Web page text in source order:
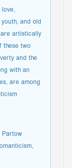
and old
artistically
these two
and the
with an
are among
Partow